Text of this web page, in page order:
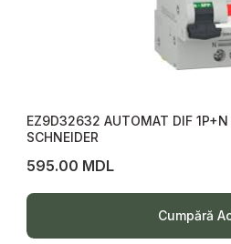
EZ9D32632 AUTOMAT DIF
SCHNEIDER
595.00 MDL
Cumpără